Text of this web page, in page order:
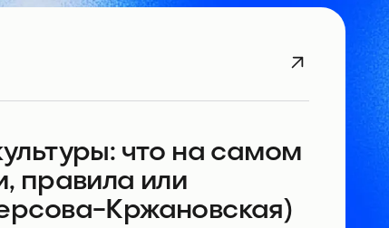
что на самом
правила или
Кржановская)